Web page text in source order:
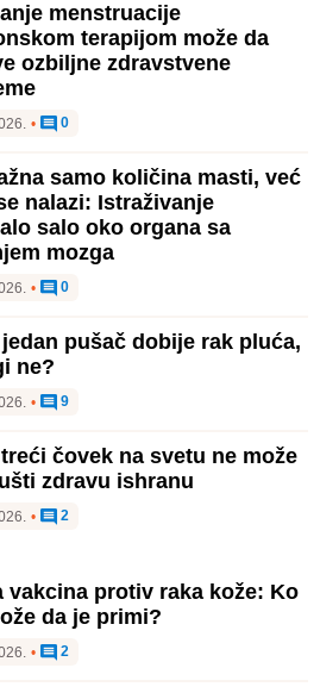
menstruacije
terapijom može da
ozbiljne zdravstvene
• 0
samo količina masti, već
nalazi: Istraživanje
salo oko organa sa
mozga
• 0
pušač dobije rak pluća,
ne?
• 9
čovek na svetu ne može
zdravu ishranu
• 2
vakcina protiv raka kože: Ko
da je primi?
• 2